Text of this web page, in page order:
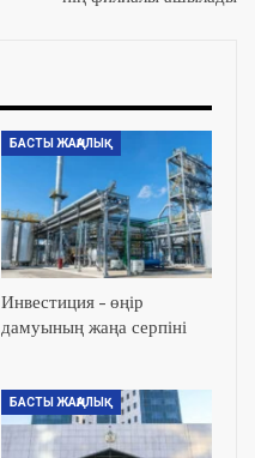
БАСТЫ ЖАҢАЛЫҚ
Инвестиция – өңір
дамуының жаңа серпіні
БАСТЫ ЖАҢАЛЫҚ